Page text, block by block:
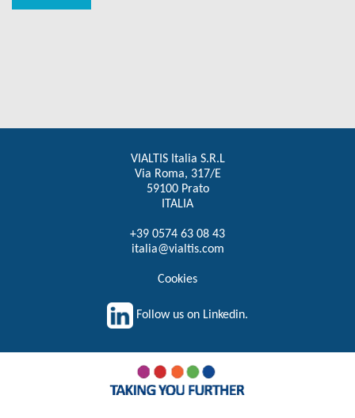
VIALTIS Italia S.R.L
Via Roma, 317/E
59100 Prato
ITALIA
+39 0574 63 08 43
italia@vialtis.com
Cookies
Follow us on Linkedin.